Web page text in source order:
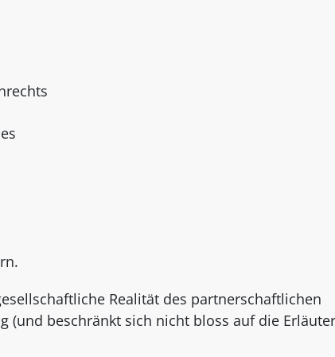
Realität des partnerschaftlichen
(und beschränkt sich nicht bloss auf die